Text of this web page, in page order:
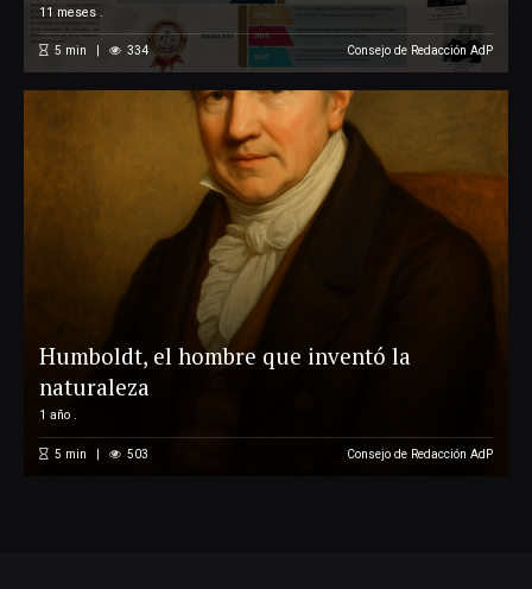
11 meses .
5 min 334 Consejo de Redacción AdP
Humboldt, el hombre que inventó la
naturaleza
1 año .
5 min 503 Consejo de Redacción AdP